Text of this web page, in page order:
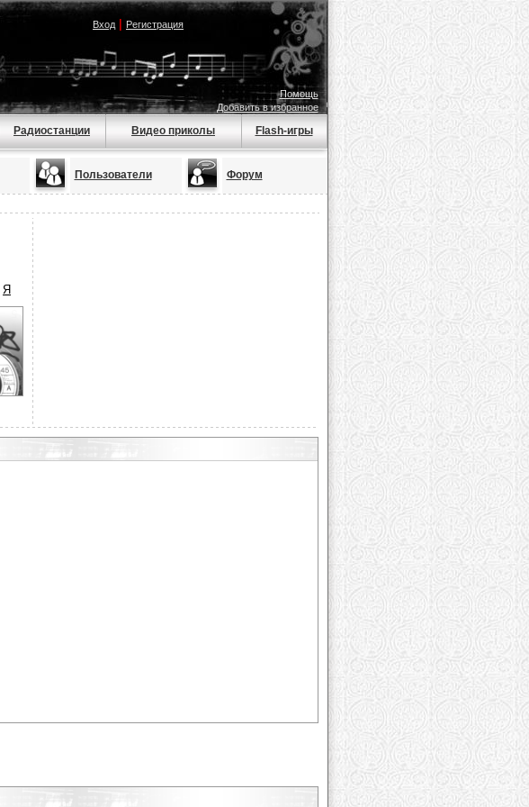
Вход| Регистрация
Помощь
Добавить в избранное
Радиостанции Видео приколы Flash-игры
Пользователи Форум
Я